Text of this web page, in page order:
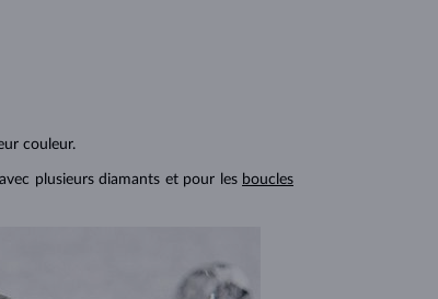
couleur.
plusieurs diamants et pour les boucles